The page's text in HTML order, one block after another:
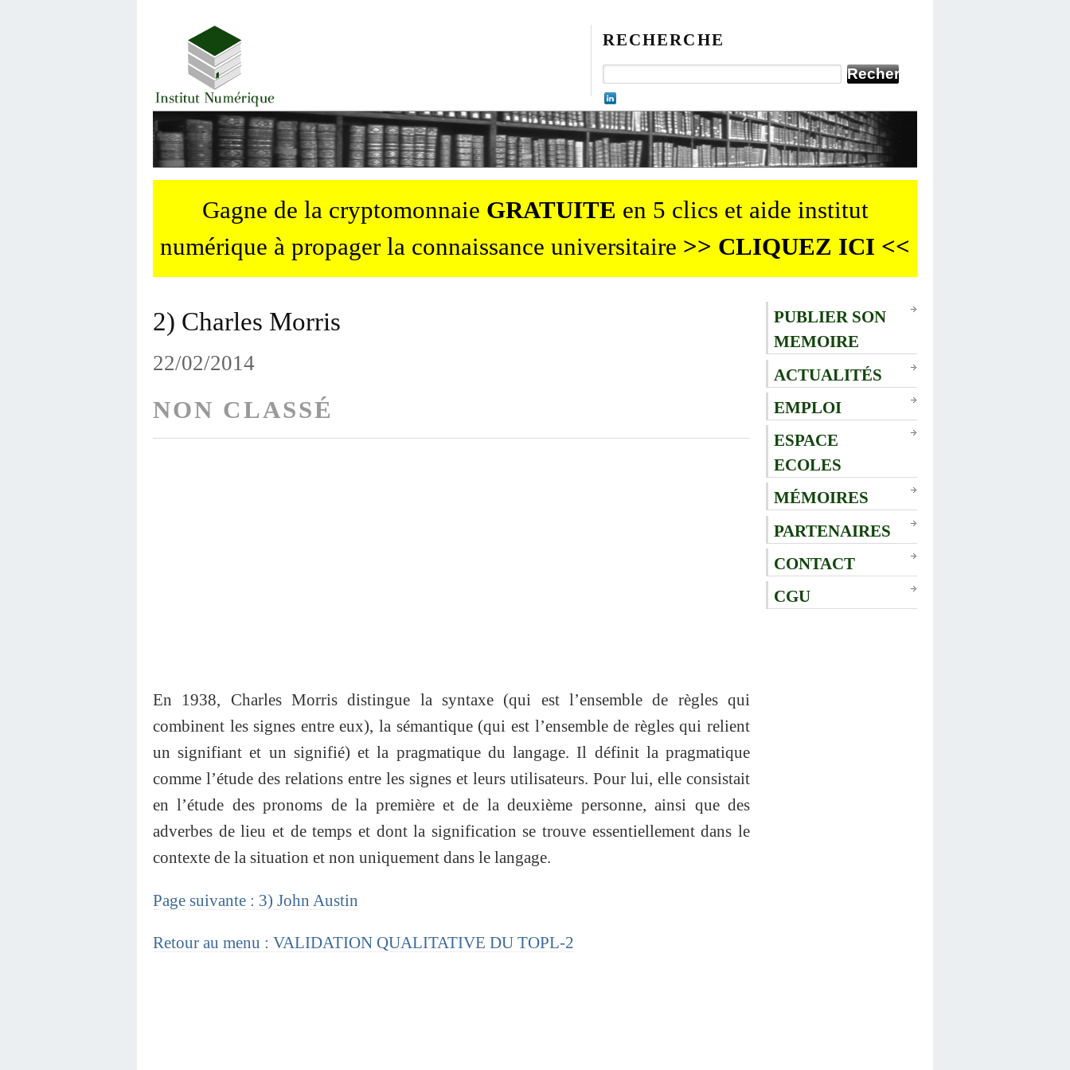
RECHERCHE
Gagne de la cryptomonnaie GRATUITE en 5 clics et aide institut
numérique à propager la connaissance universitaire >> CLIQUEZ ICI <<
2) Charles Morris
22/02/2014
NON CLASSÉ
En 1938, Charles Morris distingue la syntaxe (qui est l’ensemble de règles qui
combinent les signes entre eux), la sémantique (qui est l’ensemble de règles qui relient
un signifiant et un signifié) et la pragmatique du langage. Il définit la pragmatique
comme l’étude des relations entre les signes et leurs utilisateurs. Pour lui, elle consistait
en l’étude des pronoms de la première et de la deuxième personne, ainsi que des
adverbes de lieu et de temps et dont la signification se trouve essentiellement dans le
contexte de la situation et non uniquement dans le langage.
Page suivante : 3) John Austin
Retour au menu : VALIDATION QUALITATIVE DU TOPL-2
PUBLIER SON
MEMOIRE
ACTUALITÉS
EMPLOI
ESPACE
ECOLES
MÉMOIRES
PARTENAIRES
CONTACT
CGU